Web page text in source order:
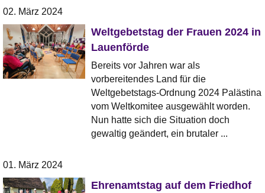
02. März 2024
Weltgebetstag der Frauen 2024 in
Lauenförde
Bereits vor Jahren war als
vorbereitendes Land für die
Weltgebetstags-Ordnung 2024 Palästina
vom Weltkomitee ausgewählt worden.
Nun hatte sich die Situation doch
gewaltig geändert, ein brutaler ...
01. März 2024
Ehrenamtstag auf dem Friedhof